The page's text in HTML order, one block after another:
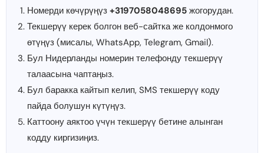
Номерди көчүрүңүз +3197058048695 жогорудан.
Текшерүү керек болгон веб-сайтка же колдонмого
өтүңүз (мисалы, WhatsApp, Telegram, Gmail).
Бул Нидерланды номерин телефонду текшерүү
талаасына чаптаңыз.
Бул баракка кайтып келип, SMS текшерүү коду
пайда болушун күтүңүз.
Каттоону аяктоо үчүн текшерүү бетине алынган
кодду киргизиңиз.